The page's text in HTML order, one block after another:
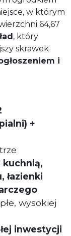
w którym
64,67
, który
skrawek
i
+
kuchnią,
łazienki
wysokiej
inwestycji